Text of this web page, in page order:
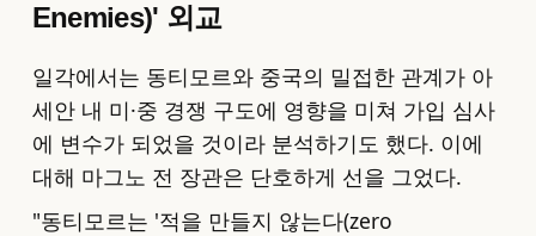
Enemies)' 외교
일각에서는 동티모르와 중국의 밀접한 관계가 아
세안 내 미·중 경쟁 구도에 영향을 미쳐 가입 심사
에 변수가 되었을 것이라 분석하기도 했다. 이에
대해 마그노 전 장관은 단호하게 선을 그었다.
"동티모르는 '적을 만들지 않는다(zero